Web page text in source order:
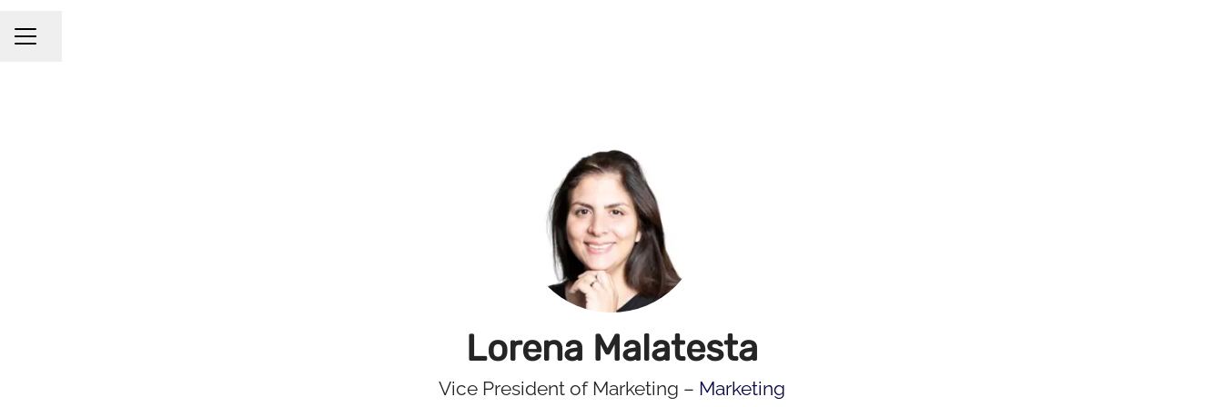
Menú de empleo
Compartir página
Lorena Malatesta
Vice President of Marketing – Marketing